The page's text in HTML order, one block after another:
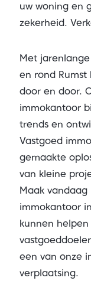
uw woning en
zekerheid.
Met
en rond Rumst
door en door.
immokantoor
trends en
Vastgoed
gemaakte
van kleine
Maak
immokantoor
kunnen
een van onze
verplaatsing.